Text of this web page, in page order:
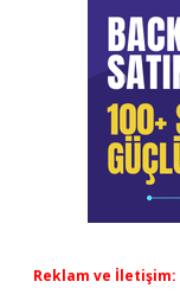
Reklam ve İletişim: